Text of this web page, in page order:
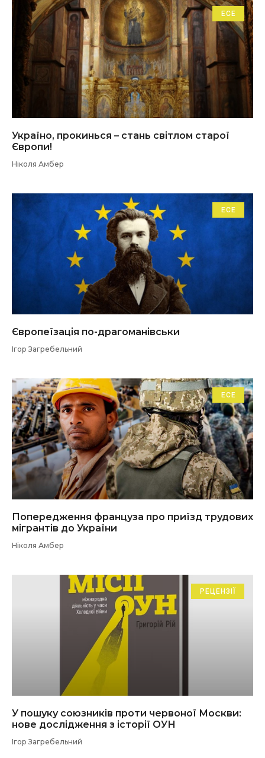
ЕСЕ
Україно, прокинься – стань світлом старої
Європи!
Ніколя Амбер
ЕСЕ
Європеїзація по-драгоманівськи
Ігор Загребельний
ЕСЕ
Попередження француза про приїзд трудових
мігрантів до України
Ніколя Амбер
РЕЦЕНЗІЇ
У пошуку союзників проти червоної Москви:
нове дослідження з історії ОУН
Ігор Загребельний